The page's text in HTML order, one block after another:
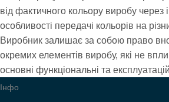
УСІ
від фактичного кольору виробу через
особливості передачі кольорів на
Виробник залишає за собою право
окремих елементів виробу, які не
основні функціональні та
Інфо